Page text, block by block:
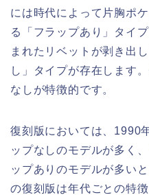
には時代によって片胸ポ
る「フラップあり」タイ
まれたリベットが剥き出
し」タイプが存在します
なしが特徴的です。
復刻版においては、1990
ップなしのモデルが多く
ップありのモデルが多い
の復刻版は年代ごとの特